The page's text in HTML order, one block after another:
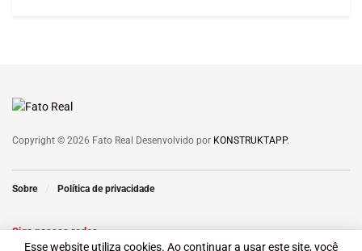
Copyright © 2026 Fato Real Desenvolvido por KONSTRUKTAPP.
Sobre Política de privacidade
Siga nossas redes
Esse website utiliza cookies. Ao continuar a usar este site, você